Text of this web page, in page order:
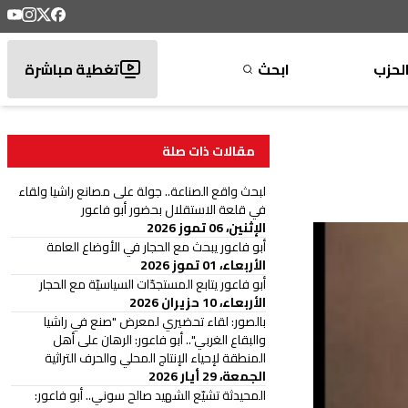
الحزب ابحث تغطية مباشرة
مقالات ذات صلة
لبحث واقع الصناعة.. جولة على مصانع راشيا ولقاء
في قلعة الاستقلال بحضور أبو فاعور
الإثنين، 06 تموز 2026
أبو فاعور يبحث مع الحجار في الأوضاع العامة
الأربعاء، 01 تموز 2026
أبو فاعور يتابع المستجدّات السياسيّة مع الحجار
الأربعاء، 10 حزيران 2026
بالصور: لقاء تحضيري لمعرض "صنع في راشيا
والبقاع الغربي".. أبو فاعور: الرهان على أهل
المنطقة لإحياء الإنتاج المحلي والحرف التراثية
الجمعة، 29 أيار 2026
المحيدثة تشيّع الشهيد صالح سوني.. أبو فاعور: